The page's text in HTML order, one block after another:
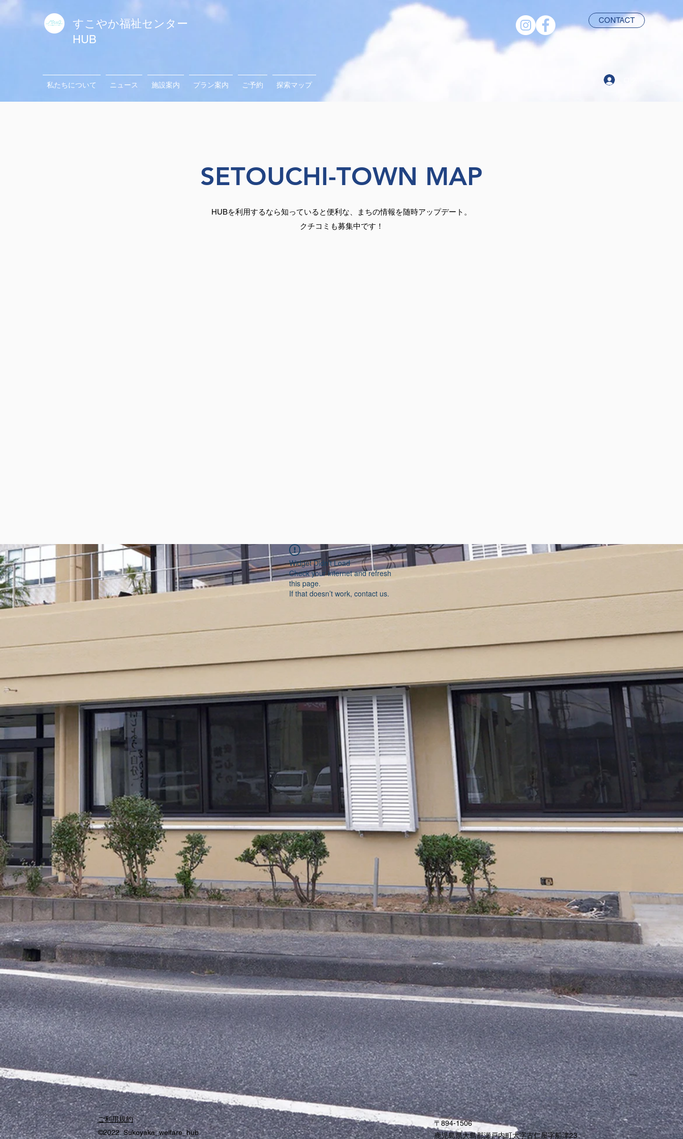
すこやか福祉センター
HUB
CONTACT
私たちについて ニュース 施設案内 プラン案内 ご予約 探索マップ
​SETOUCHI-TOWN MAP
HUBを利用するなら知っていると便利な、まちの情報を随時アップデート。
！​クチコミも募集中です
Widget Didn’t Load
Check your internet and refresh
this page.
If that doesn’t work, contact us.
ご利用規約
©2022 Sukoyaka_welfare_hub
〒894-1506
鹿児島県大島郡瀬戸内町大字古仁屋字船津23